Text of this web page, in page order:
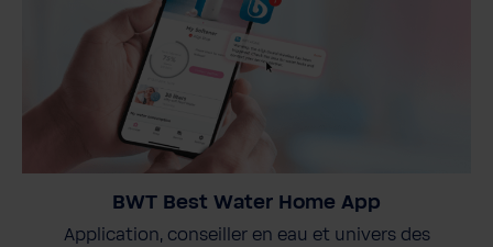
BWT Best Water Home App
Application, conseiller en eau et univers des